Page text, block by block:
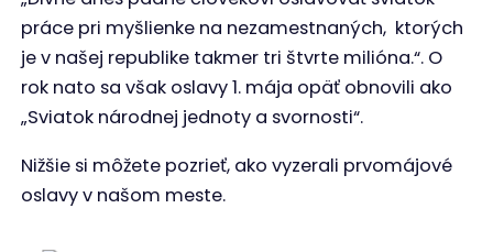
práce pri myšlienke na nezamestnaných, ktorých
je v našej republike takmer tri štvrte milióna.“. O
rok nato sa však oslavy 1. mája opäť obnovili ako
„Sviatok národnej jednoty a svornosti“.
Nižšie si môžete pozrieť, ako vyzerali prvomájové
oslavy v našom meste.